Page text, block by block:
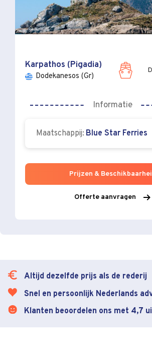
Karpathos (Pigadia)
Dodekanesos (Gr)
Informatie
Maatschappij: Blue Star Ferries
Prijzen &
Offerte aanvragen
Altijd dezelfde prijs als de rederij
Snel en persoonlijk Nederlands
Klanten beoordelen ons met 4,7